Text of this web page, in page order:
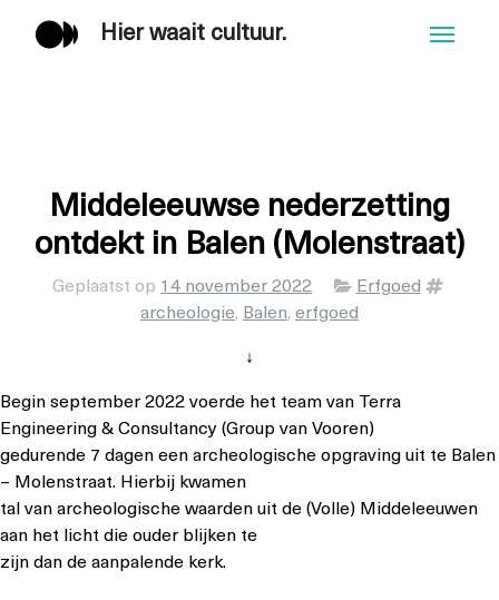
Hier waait cultuur. Menu
Middeleeuwse nederzetting
ontdekt in Balen (Molenstraat)
Geplaatst op 14 november 2022 Categorieën
Erfgoed
archeologie, Balen, erfgoed
↓
Begin september 2022 voerde het team van Terra
Engineering & Consultancy (Group van Vooren)
gedurende 7 dagen een archeologische opgraving uit te Balen
– Molenstraat. Hierbij kwamen
tal van archeologische waarden uit de (Volle) Middeleeuwen
aan het licht die ouder blijken te
zijn dan de aanpalende kerk.